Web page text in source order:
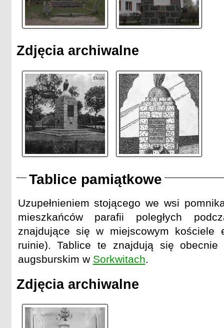
Zdjęcia archiwalne
Tablice pamiątkowe
Uzupełnieniem stojącego we wsi
mieszkańców parafii poległych
znajdujące się w miejscowym kościele
ruinie). Tablice te znajdują się obecnie
augsburskim w Sorkwitach.
Zdjęcia archiwalne